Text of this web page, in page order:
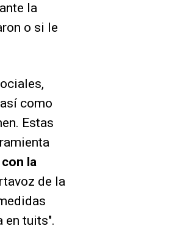
la
o si le
como
Estas
la
de la
en tuits".